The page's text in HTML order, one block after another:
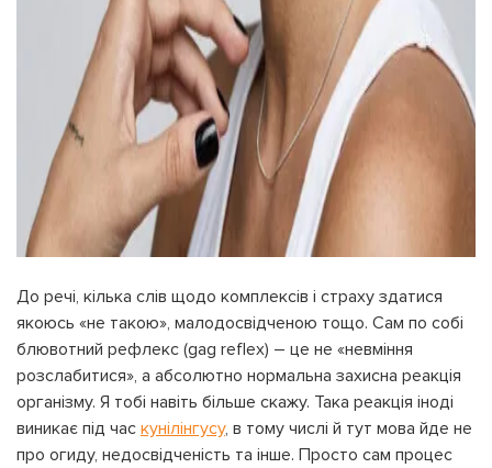
До речі, кілька слів щодо комплексів і страху здатися
якоюсь «не такою», малодосвідченою тощо. Сам по собі
блювотний рефлекс (gag reflex) – це не «невміння
розслабитися», а абсолютно нормальна захисна реакція
організму. Я тобі навіть більше скажу. Така реакція іноді
виникає під час кунілінгусу, в тому числі й тут мова йде не
про огиду, недосвідченість та інше. Просто сам процес